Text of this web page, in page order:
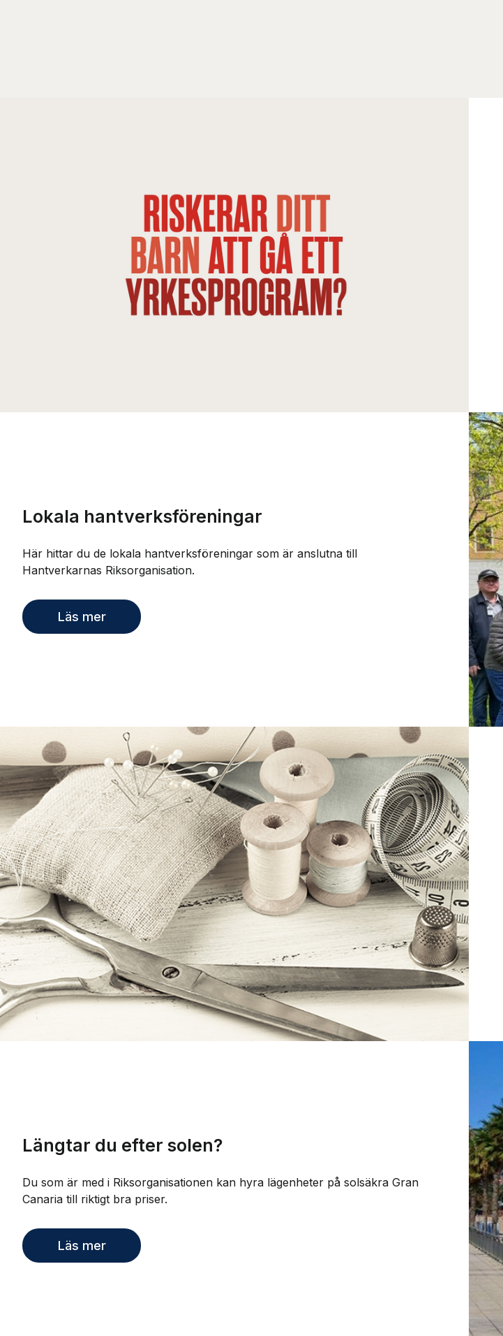
Lokala hantverksföreningar
Här hittar du de lokala hantverksföreningar som är anslutna till
Hantverkarnas Riksorganisation.
Läs mer
Längtar du efter solen?
Du som är med i Riksorganisationen kan hyra lägenheter på solsäkra Gran
Canaria till riktigt bra priser.
Läs mer